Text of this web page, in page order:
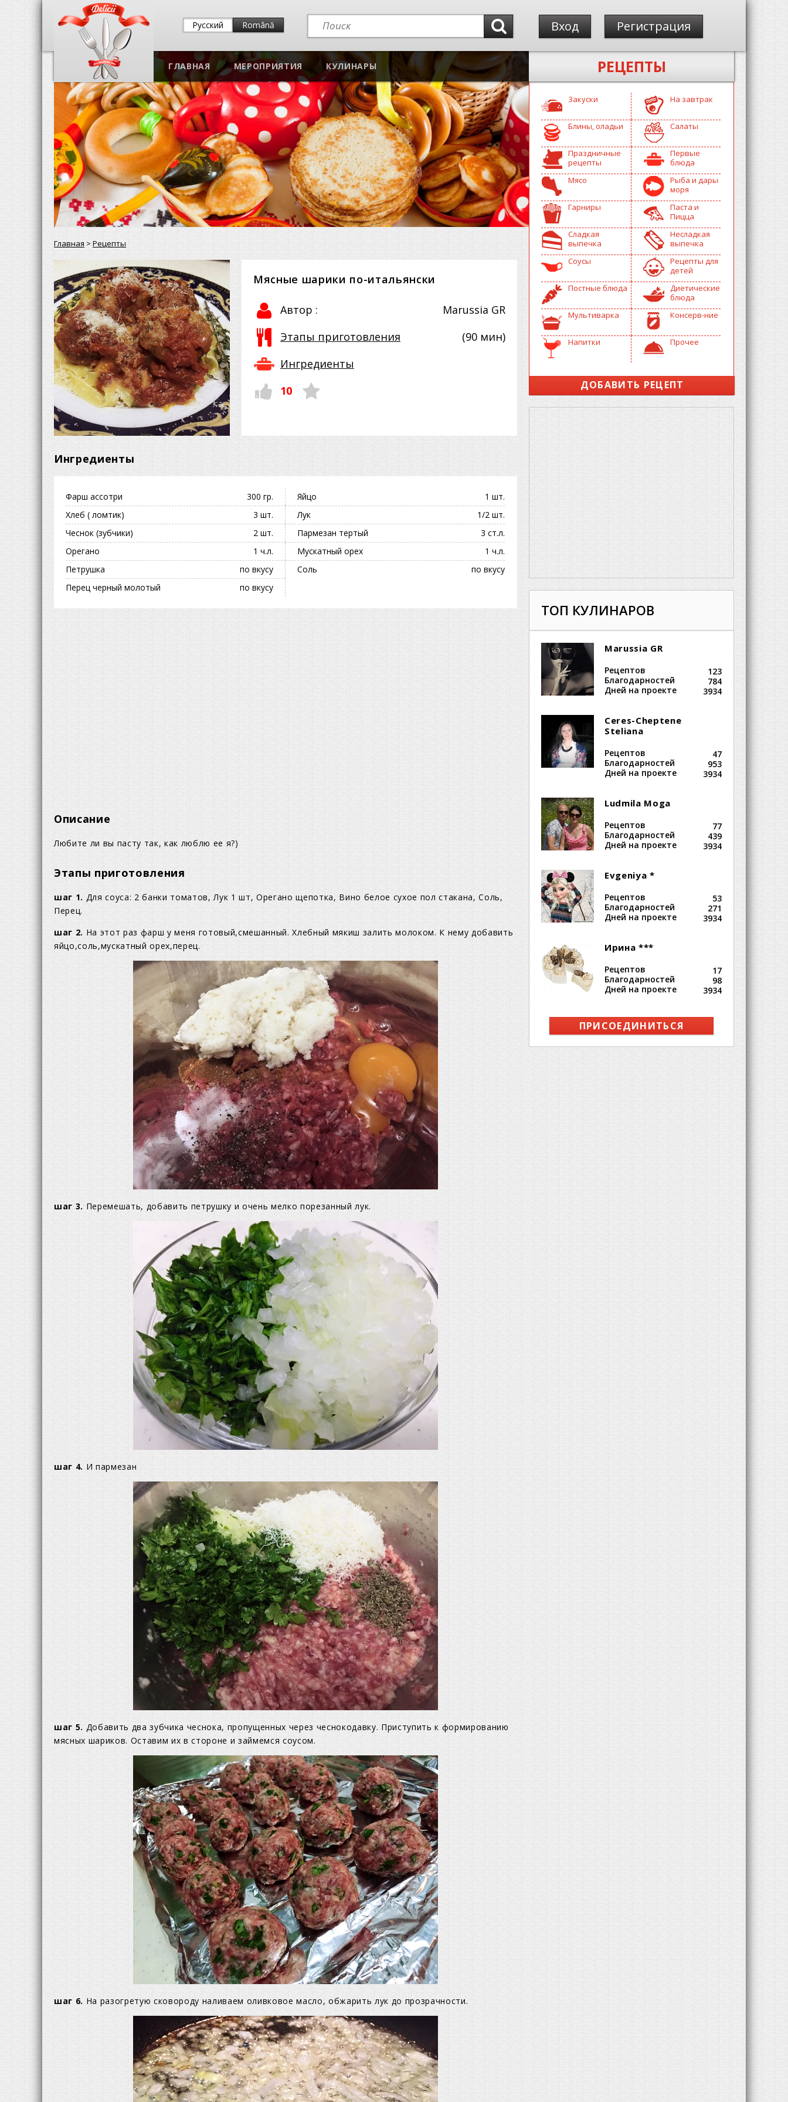
Русский Română Вход Регистрация
ГЛАВНАЯ МЕРОПРИЯТИЯ КУЛИНАРЫ РЕЦЕПТЫ
Главная > Рецепты
Мясные шарики по-итальянски
Автор :
Marussia GR
Этапы приготовления
(90 мин)
Ингредиенты
10
Ингредиенты
Фарш ассотри 300 гр. Яйцо
1 шт.
Хлеб ( ломтик)
3 шт. Лук
1/2 шт.
Чеснок (зубчики)
2 шт. Пармезан тертый
3 ст.л.
Орегано
1 ч.л. Мускатный орех
1 ч.л.
Петрушка
по вкусу Соль
по вкусу
Перец черный молотый
по вкусу
Описание
Любите ли вы пасту так, как люблю ее я?)
Этапы приготовления
шаг 1. Для соуса: 2 банки томатов, Лук 1 шт, Орегано щепотка, Вино белое сухое пол стакана, Соль,
Перец.
шаг 2. На этот раз фарш у меня готовый,смешанный. Хлебный мякиш залить молоком. К нему добавить
яйцо,соль,мускатный орех,перец.
шаг 3. Перемешать, добавить петрушку и очень мелко порезанный лук.
шаг 4. И пармезан
шаг 5. Добавить два зубчика чеснока, пропущенных через чеснокодавку. Приступить к формированию
мясных шариков. Оставим их в стороне и займемся соусом.
шаг 6. На разогретую сковороду наливаем оливковое масло, обжарить лук до прозрачности.
Закуски На завтрак
Блины, оладьи Салаты
Праздничные
рецепты
Первые
блюда
Мясо
Рыба и дары
моря
Гарниры
Паста и
Пицца
Сладкая
выпечка
Несладкая
выпечка
Соусы
Рецепты для
детей
Постные блюда
Диетические
блюда
Мультиварка
Консерв-ние
Напитки Прочее
ДОБАВИТЬ РЕЦЕПТ
ТОП КУЛИНАРОВ
Marussia GR
Рецептов 123
Благодарностей 784
Дней на проекте 3934
Ceres-Cheptene
Steliana
Рецептов 47
Благодарностей 953
Дней на проекте 3934
Ludmila Moga
Рецептов 77
Благодарностей 439
Дней на проекте 3934
Evgeniya *
Рецептов 53
Благодарностей 271
Дней на проекте 3934
Ирина ***
Рецептов 17
Благодарностей 98
Дней на проекте 3934
ПРИСОЕДИНИТЬСЯ